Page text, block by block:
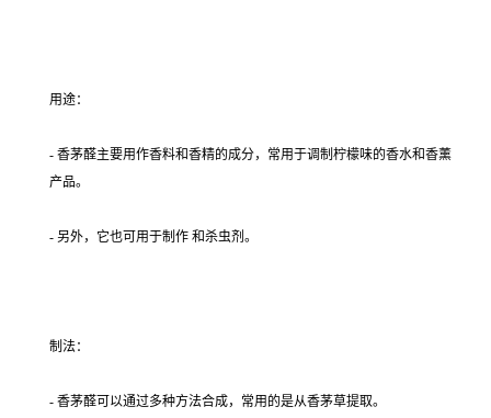
用途：
- 香茅醛主要用作香料和香精的成分，常用于调制柠檬味的香水和香薰
产品。
- 另外，它也可用于制作 和杀虫剂。
制法：
- 香茅醛可以通过多种方法合成，常用的是从香茅草提取。